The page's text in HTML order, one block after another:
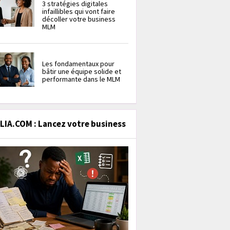
3 stratégies digitales
infaillibles qui vont faire
décoller votre business
MLM
Les fondamentaux pour
bâtir une équipe solide et
performante dans le MLM
: Lancez votre business